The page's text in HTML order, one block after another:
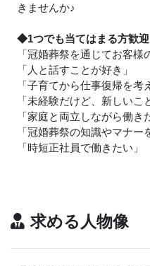
きませんか♪
◆1つでも当てはまる方歓迎
「冠婚葬祭を通じてお客様
「人と話すことが好き」
「子育てから仕事復帰を考
「未経験だけど、新しいこ
「家庭と両立しながら働き
「冠婚葬祭の知識やマナー
「時短正社員で働きたい」
求める人物像